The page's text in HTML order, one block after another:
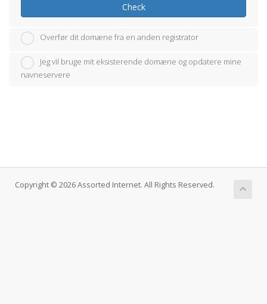
Check
Overfør dit domæne fra en anden registrator
Jeg vil bruge mit eksisterende domæne og opdatere mine
navneservere
Copyright © 2026 Assorted Internet. All Rights Reserved.